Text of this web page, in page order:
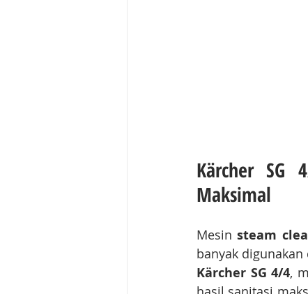
Kärcher SG
Maksimal
Mesin steam
Kärcher SG 4/4,